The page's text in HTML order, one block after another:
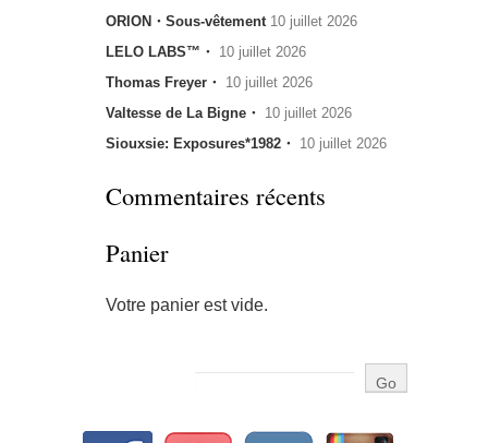
ORION・Sous-vêtement 10 juillet 2026
LELO LABS™・ 10 juillet 2026
Thomas Freyer・ 10 juillet 2026
Valtesse de La Bigne・ 10 juillet 2026
Siouxsie: Exposures*1982・ 10 juillet 2026
Commentaires récents
Panier
Votre panier est vide.